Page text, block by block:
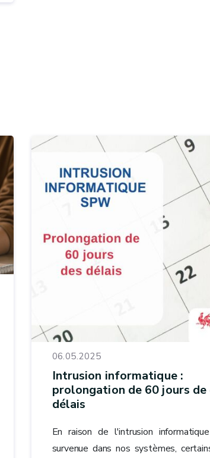
06.05.2025
Intrusion informatique :
prolongation de 60 jours
délais
En raison de l'intrusion
survenue dans nos systèmes,